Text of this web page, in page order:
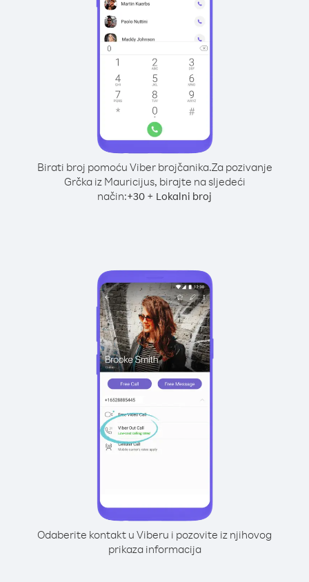
Birati broj pomoću Viber brojčanika.Za pozivanje
Grčka iz Mauricijus, birajte na sljedeći
način:+30 + Lokalni broj
Odaberite kontakt u Viberu i pozovite iz njihovog
prikaza informacija